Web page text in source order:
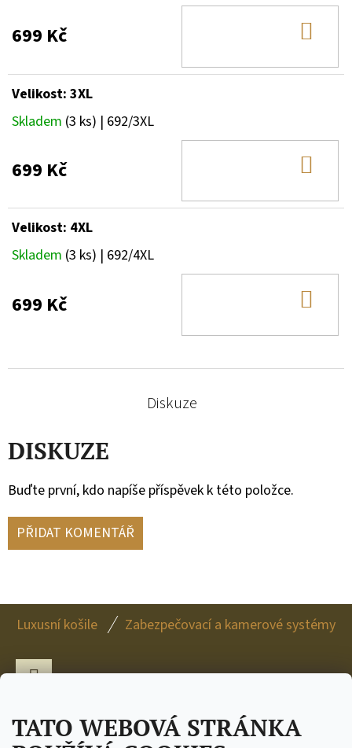
TATO WEBOVÁ STRÁNKA
699 Kč
Velikost: 3XL
Skladem (3 ks) | 692/3XL
699 Kč
Velikost: 4XL
Skladem (3 ks) | 692/4XL
699 Kč
Diskuze
DISKUZE
Buďte první, kdo napíše příspěvek k této položce.
PŘIDAT KOMENTÁŘ
P
T
Luxusní košile Zabezpečovací a kamerové systémy